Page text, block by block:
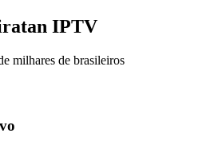
IPTV
milhares de brasileiros